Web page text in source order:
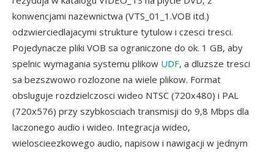
konwencjami nazewnictwa (VTS_01_1.VOB itd.)
odzwierciedlajacymi strukture tytulow i czesci tresci.
Pojedynacze pliki VOB sa ograniczone do ok. 1 GB, aby
spelnic wymagania systemu plikow UDF, a dluzsze tresci
sa bezszwowo rozlozone na wiele plikow. Format
obsluguje rozdzielczosci wideo NTSC (720x480) i PAL
(720x576) przy szybkosciach transmisji do 9,8 Mbps dla
laczonego audio i wideo. Integracja wideo,
wieloscieezkowego audio, napisow i nawigacji w jednym